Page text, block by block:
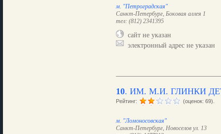
м. "Петроградская"
Санкт-Петербург, Боковая аллея 1
тел: (812) 2341395
сайт не указан
электронный адрес не указан
10. ИМ. М.И. ГЛИНКИ
Рейтинг: (оценок: 69).
м. "Ломоносовская"
Санкт-Петербург, Новоселов ул. 13